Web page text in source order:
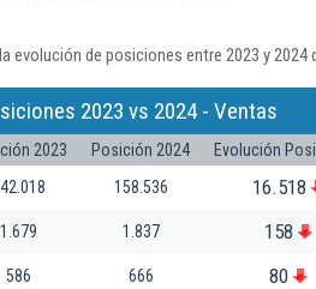
de posiciones entre 2023 y
2023 vs 2024 - Ventas
2023 Posición 2024
Evolución
158.536 16.518
1.679 1.837 158
586 666 80